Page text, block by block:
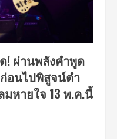
! ผ่านพลังคำพูด
ก่อนไปพิสูจน์ตำ
หายใจ 13 พ.ค.นี้